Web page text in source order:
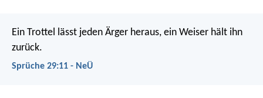
Ein Trottel lässt jeden Ärger heraus, ein Weiser hält ihn
zurück.
Sprüche 29:11 - NeÜ